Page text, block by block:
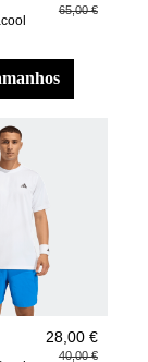
65,00 €
28,00 €
40,00 €